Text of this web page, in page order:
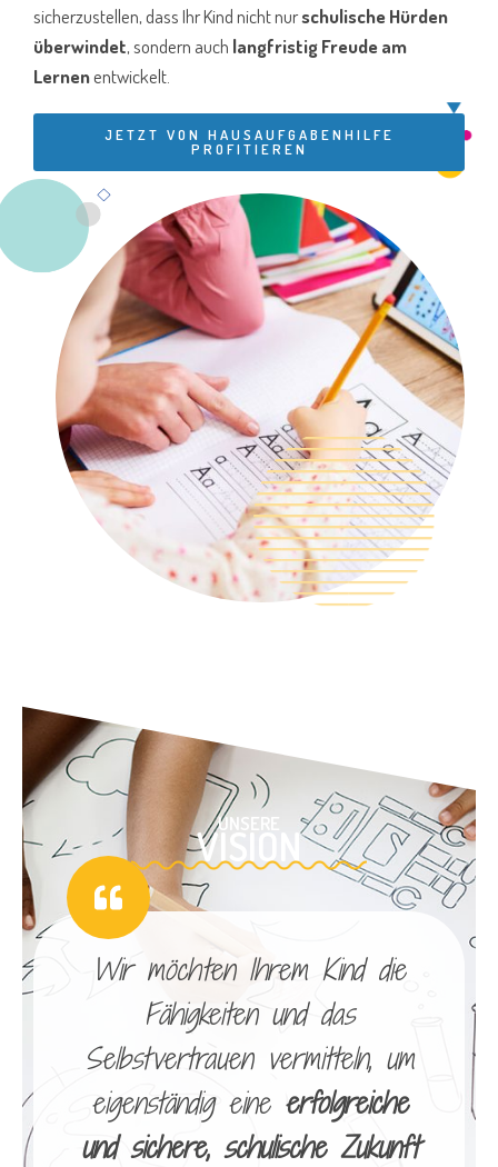
sicherzustellen, dass Ihr Kind nicht nurschulische Hürden
überwindet, sondern auch langfristig Freude am
Lernenentwickelt.
JETZT VON HAUSAUFGABENHILFE
PROFITIEREN
UNSERE
VISION
Wir möchten Ihrem Kind die
Fähigkeiten und das
Selbstvertrauen vermitteln, um
eigenständig eine erfolgreiche
und sichere, schulische Zukunft